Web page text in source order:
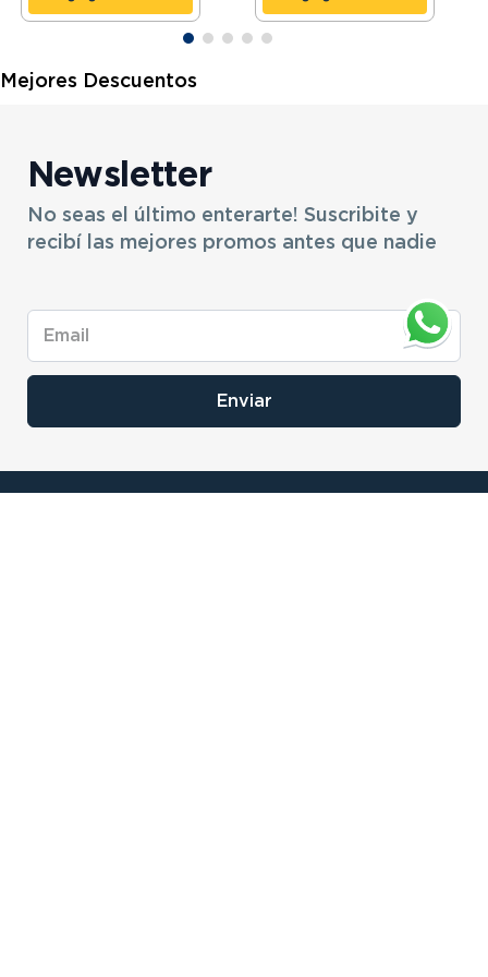
Mejores Descuentos
Newsletter
No seas el último enterarte! Suscribite y
recibí las mejores promos antes que nadie
Enviar